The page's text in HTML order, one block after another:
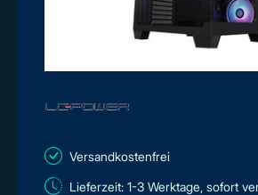
Versandkostenfrei
Lieferzeit: 1-3 Werktage, sofort